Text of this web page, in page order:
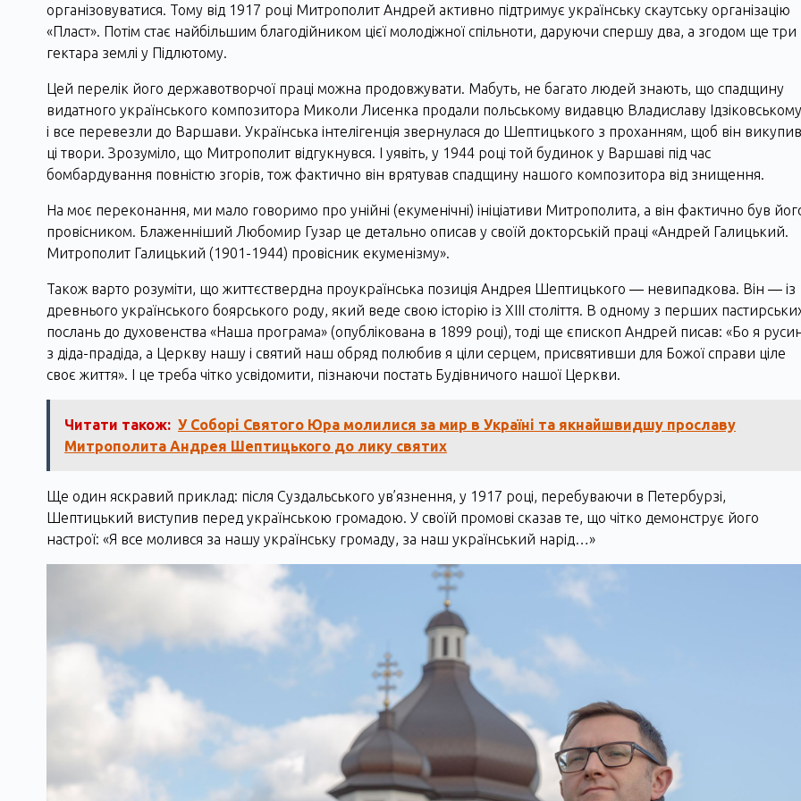
організовуватися. Тому від 1917 році Митрополит Андрей активно підтримує українську скаутську організацію
«Пласт». Потім стає найбільшим благодійником цієї молодіжної спільноти, даруючи спершу два, а згодом ще три
гектара землі у Підлютому.
Цей перелік його державотворчої праці можна продовжувати. Мабуть, не багато людей знають, що спадщину
видатного українського композитора Миколи Лисенка продали польському видавцю Владиславу Ідзіковському
і все перевезли до Варшави. Українська інтелігенція звернулася до Шептицького з проханням, щоб він викупив
ці твори. Зрозуміло, що Митрополит відгукнувся. І уявіть, у 1944 році той будинок у Варшаві під час
бомбардування повністю згорів, тож фактично він врятував спадщину нашого композитора від знищення.
На моє переконання, ми мало говоримо про унійні (екуменічні) ініціативи Митрополита, а він фактично був
провісником. Блаженніший Любомир Гузар це детально описав у своїй докторській праці «Андрей Галицький.
Митрополит Галицький (1901-1944) провісник екуменізму».
Також варто розуміти, що життєствердна проукраїнська позиція Андрея Шептицького ― невипадкова. Він ― із
древнього українського боярського роду, який веде свою історію із ХІІІ століття. В одному з перших
послань до духовенства «Наша програма» (опублікована в 1899 році), тоді ще єпископ Андрей писав: «Бо я
з діда-прадіда, а Церкву нашу і святий наш обряд полюбив я ціли серцем, присвятивши для Божої справи ціле
своє життя». І це треба чітко усвідомити, пізнаючи постать Будівничого нашої Церкви.
Читати також: У Соборі Святого Юра молилися за мир в Україні та якнайшвидшу прославу
Митрополита Андрея Шептицького до лику святих
Ще один яскравий приклад: після Суздальського ув’язнення, у 1917 році, перебуваючи в Петербурзі,
Шептицький виступив перед українською громадою. У своїй промові сказав те, що чітко демонструє його
настрої: «Я все молився за нашу українську громаду, за наш український нарід…»